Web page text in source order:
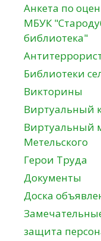
Анкета по
МБУК
библиотека"
Библиотеки
Викторины
Виртуальный
Виртуальный
Метельского
Герои Труда
Документы
Доска
защита